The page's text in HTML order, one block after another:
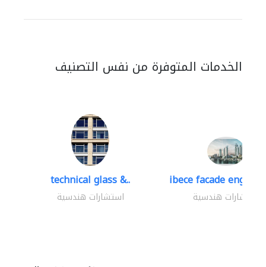
الخدمات المتوفرة من نفس التصنيف
technical glass &..
استشارات هندسية
ibece facade
استشارات هندسية